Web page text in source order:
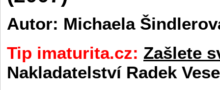
Autor: Michaela
Tip imaturita.cz: Zašlete
Nakladatelství Radek